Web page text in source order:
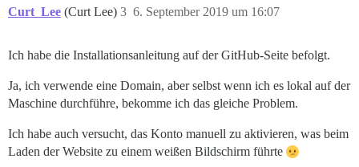
Curt_Lee (Curt Lee) 6. September 2019 um 16:07
3
Ich habe die Installationsanleitung auf der GitHub-Seite befolgt.
Ja, ich verwende eine Domain, aber selbst wenn ich es lokal auf der
Maschine durchführe, bekomme ich das gleiche Problem.
Ich habe auch versucht, das Konto manuell zu aktivieren, was beim
Laden der Website zu einem weißen Bildschirm führte